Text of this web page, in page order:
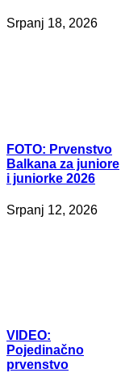
Srpanj 18, 2026
FOTO: Prvenstvo
Balkana za juniore
i juniorke 2026
Srpanj 12, 2026
VIDEO:
Pojedinačno
prvenstvo